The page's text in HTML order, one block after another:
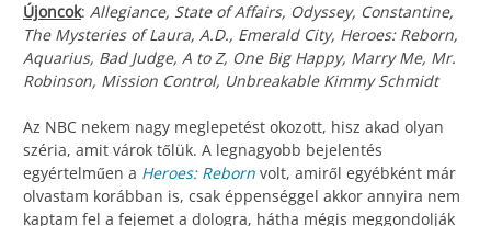
Újoncok: Allegiance, State of Affairs, Odyssey, Constantine,
The Mysteries of Laura, A.D., Emerald City, Heroes: Reborn,
Aquarius, Bad Judge, A to Z, One Big Happy, Marry Me, Mr.
Robinson, Mission Control, Unbreakable Kimmy Schmidt
Az NBC nekem nagy meglepetést okozott, hisz akad olyan
széria, amit várok tőlük. A legnagyobb bejelentés
egyértelműen a Heroes: Reborn volt, amiről egyébként már
olvastam korábban is, csak éppenséggel akkor annyira nem
kaptam fel a fejemet a dologra, hátha mégis meggondolják